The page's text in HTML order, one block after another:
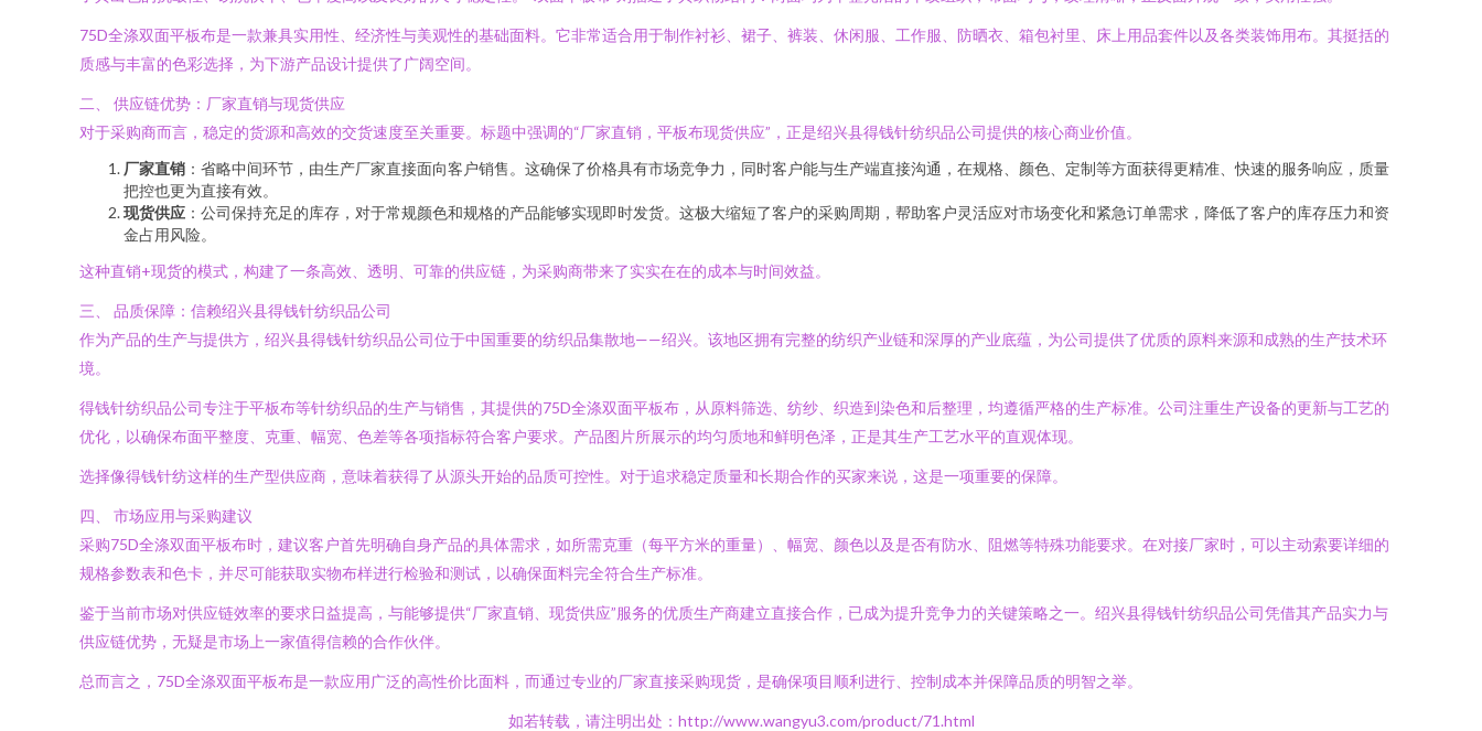
75D全涤双面平板布是一款兼具实用性、经济性与美观性的基础面料。它非常适合用于制作衬衫、裙子、裤装、休闲服、工作服、防晒衣、箱包衬里、床上用品套件以及各类装饰用布。其挺括的
质感与丰富的色彩选择，为下游产品设计提供了广阔空间。
二、 供应链优势：厂家直销与现货供应
对于采购商而言，稳定的货源和高效的交货速度至关重要。标题中强调的“厂家直销，平板布现货供应”，正是绍兴县得钱针纺织品公司提供的核心商业价值。
厂家直销 ：省略中间环节，由生产厂家直接面向客户销售。这确保了价格具有市场竞争力，同时客户能与生产端直接沟通，在规格、颜色、定制等方面获得更精准、快速的服务响应，质量
把控也更为直接有效。
现货供应 ：公司保持充足的库存，对于常规颜色和规格的产品能够实现即时发货。这极大缩短了客户的采购周期，帮助客户灵活应对市场变化和紧急订单需求，降低了客户的库存压力和资
金占用风险。
这种直销+现货的模式，构建了一条高效、透明、可靠的供应链，为采购商带来了实实在在的成本与时间效益。
三、 品质保障：信赖绍兴县得钱针纺织品公司
作为产品的生产与提供方，绍兴县得钱针纺织品公司位于中国重要的纺织品集散地——绍兴。该地区拥有完整的纺织产业链和深厚的产业底蕴，为公司提供了优质的原料来源和成熟的生产技术环
境。
得钱针纺织品公司专注于平板布等针纺织品的生产与销售，其提供的75D全涤双面平板布，从原料筛选、纺纱、织造到染色和后整理，均遵循严格的生产标准。公司注重生产设备的更新与工艺的
优化，以确保布面平整度、克重、幅宽、色差等各项指标符合客户要求。产品图片所展示的均匀质地和鲜明色泽，正是其生产工艺水平的直观体现。
选择像得钱针纺这样的生产型供应商，意味着获得了从源头开始的品质可控性。对于追求稳定质量和长期合作的买家来说，这是一项重要的保障。
四、 市场应用与采购建议
采购75D全涤双面平板布时，建议客户首先明确自身产品的具体需求，如所需克重（每平方米的重量）、幅宽、颜色以及是否有防水、阻燃等特殊功能要求。在对接厂家时，可以主动索要详细的
规格参数表和色卡，并尽可能获取实物布样进行检验和测试，以确保面料完全符合生产标准。
鉴于当前市场对供应链效率的要求日益提高，与能够提供“厂家直销、现货供应”服务的优质生产商建立直接合作，已成为提升竞争力的关键策略之一。绍兴县得钱针纺织品公司凭借其产品实力与
供应链优势，无疑是市场上一家值得信赖的合作伙伴。
总而言之，75D全涤双面平板布是一款应用广泛的高性价比面料，而通过专业的厂家直接采购现货，是确保项目顺利进行、控制成本并保障品质的明智之举。
如若转载，请注明出处：http://www.wangyu3.com/product/71.html